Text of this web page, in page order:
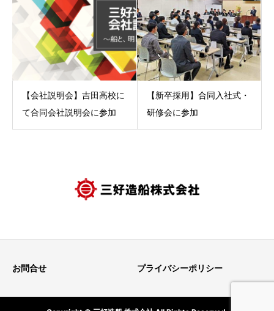
【会社説明会】吉田高校に
て合同会社説明会に参加
【新卒採用】合同入社式・
研修会に参加
お問合せ プライバシーポリシー